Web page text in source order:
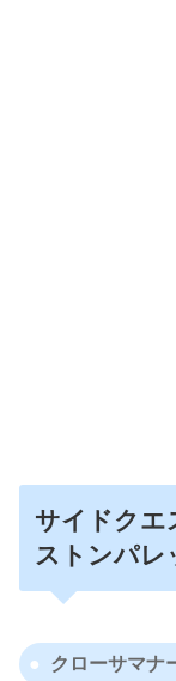
サイドクエ
ストンパレ
クローサマナ